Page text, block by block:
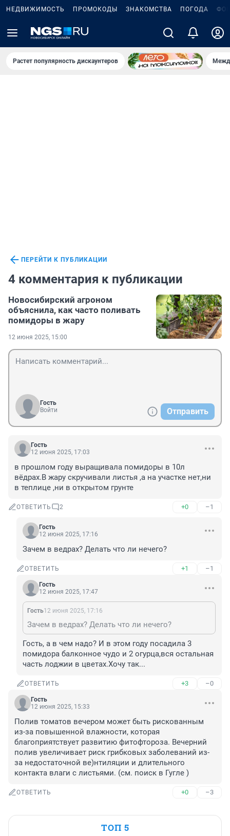
НЕДВИЖИМОСТЬ ПРОМОКОДЫ ЗНАКОМСТВА ПОГОДА
Растет популярность дискаунтеров
ПЕРЕЙТИ К ПУБЛИКАЦИИ
4 комментария к публикации
Новосибирский агроном
объяснила, как часто поливать
помидоры в жару
12 июня 2025, 15:00
Гость
Войти
Отправить
Гость
12 июня 2025, 17:03
в прошлом году выращивала помидоры в 10л
вёдрах.В жару скручивали листья ,а на участке нет,ни
в теплице ,ни в открытом грунте
ОТВЕТИТЬ 2 +0 –1
Гость
12 июня 2025, 17:16
Зачем в ведрах? Делать что ли нечего?
ОТВЕТИТЬ +1 –1
Гость
12 июня 2025, 17:47
Гость12 июня 2025, 17:16
Зачем в ведрах? Делать что ли нечего?
Гость, а в чем надо? И в этом году посадила 3
помидора балконное чудо и 2 огурца,вся остальная
часть лоджии в цветах.Хочу так...
ОТВЕТИТЬ +3 –0
Гость
12 июня 2025, 15:33
Полив томатов вечером может быть рискованным
из-за повышенной влажности, которая
благоприятствует развитию фитофтороза. Вечерний
полив увеличивает риск грибковых заболеваний из-
за недостаточной ве)нтиляции и длительного
контакта влаги с листьями. (см. поиск в Гугле )
ОТВЕТИТЬ +0 –3
ТОП 5